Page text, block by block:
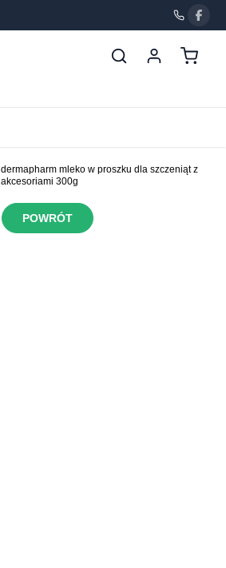
dermapharm mleko w proszku dla szczeniąt z
akcesoriami 300g
POWRÓT